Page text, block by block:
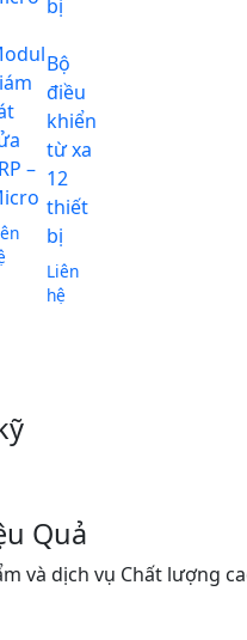
–
Bộ
điều
khiển
từ xa
12
thiết
bị
Liên
hệ
Quả
và dịch vụ Chất lượng